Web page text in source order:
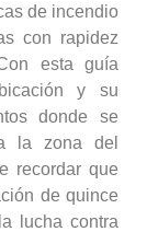
de incendio
con rapidez
esta guía
y su
donde se
la zona del
recordar que
de quince
lucha contra